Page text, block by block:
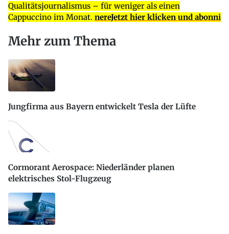
Qualitätsjournalismus – für weniger als einen
Cappuccino im Monat. nereJetzt hier klicken und abonni
Mehr zum Thema
Jungfirma aus Bayern entwickelt Tesla der Lüfte
Cormorant Aerospace: Niederländer planen
elektrisches Stol-Flugzeug